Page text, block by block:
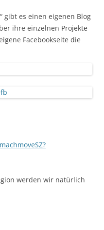
gibt es einen eigenen Blog
ihre einzelnen Projekte
Facebookseite die
werden wir natürlich